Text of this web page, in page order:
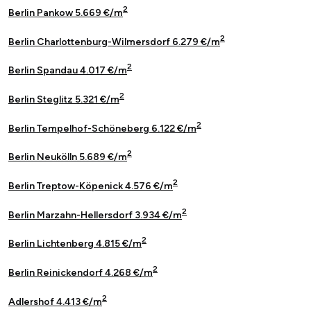
Berlin Pankow 5.669 €/m2
Berlin Charlottenburg-Wilmersdorf 6.279 €/m2
Berlin Spandau 4.017 €/m2
Berlin Steglitz 5.321 €/m2
Berlin Tempelhof-Schöneberg 6.122 €/m2
Berlin Neukölln 5.689 €/m2
Berlin Treptow-Köpenick 4.576 €/m2
Berlin Marzahn-Hellersdorf 3.934 €/m2
Berlin Lichtenberg 4.815 €/m2
Berlin Reinickendorf 4.268 €/m2
Adlershof 4.413 €/m2